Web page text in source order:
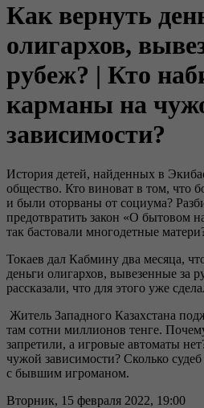
Как вернуть
олигархов,
рубеж? | Кто
карманы на
зависимости?
История детей, найденных в
общество. Кто виноват в том, что
и были оторваны от социума?
предотвратить закон «О бытовом
так бастовали многодетные
Токаев дал Кабмину два месяца,
деньги олигархов, вывезенные
рассказали, что для этого уже
Житель Западного Казахстана
там сотни миллионов тенге.
запретили, а игровые автоматы
чужой зависимости? Сколько
с бывшим игроманом.
Вторник, 15 февраля 2022, 19:00